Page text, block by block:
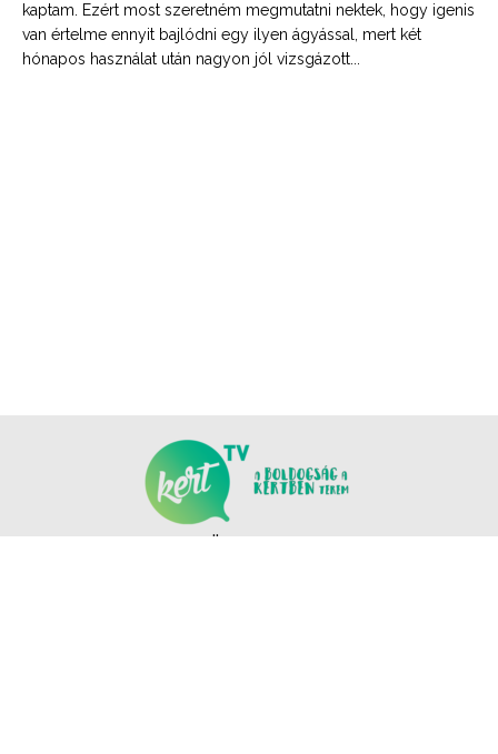
kaptam. Ezért most szeretném megmutatni nektek, hogy igenis
van értelme ennyit bajlódni egy ilyen ágyással, mert két
hónapos használat után nagyon jól vizsgázott...